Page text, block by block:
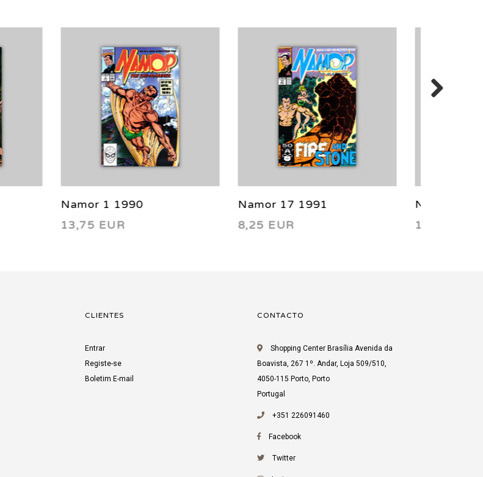
Namor 17 1991
8,25 EUR
Namor 21 1991
11,00 EUR
CLIENTES
Entrar
Registe-se
Boletim E-mail
CONTACTO
Shopping Center Brasília Avenida da
Boavista, 267 1º. Andar, Loja 509/510,
4050-115 Porto, Porto
Portugal
+351 226091460
Facebook
Twitter